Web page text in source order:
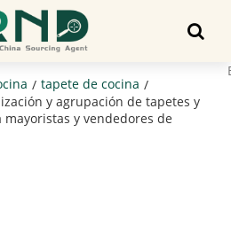
/ tapete de cocina /
y agrupación de tapetes y
y vendedores de